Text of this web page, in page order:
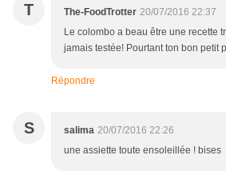
T The-FoodTrotter 20/07/2016 22:37
Le colombo a beau être une recette
jamais testée! Pourtant ton bon petit
Répondre
S salima 20/07/2016 22:26
une assiette toute ensoleillée ! bises